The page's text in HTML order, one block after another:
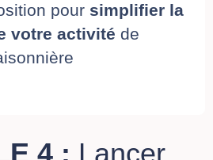
pour simplifier la
votre activité de
4 : Lancer